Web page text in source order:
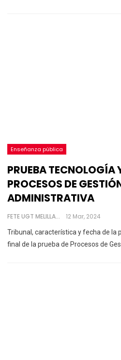
Enseñanza pública
PRUEBA TECNOLOGÍA
PROCESOS DE
ADMINISTRATIVA
FETE UGT MELILLA 12 Mar, 2024
Tribunal, característica y fecha de la
final de la prueba de Procesos de